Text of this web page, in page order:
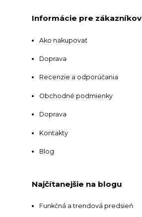
Informácie pre zákazníkov
Ako nakupovať
Doprava
Recenzie a odporúčania
Obchodné podmienky
Doprava
Kontakty
Blog
Najčítanejšie na blogu
Funkčná a trendová predsieň